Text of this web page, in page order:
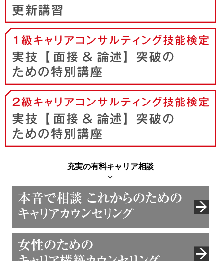
フトバンクで実践した「人が自ら動く組織戦略」』が、日
本実業出版社より出版されました。
2019.10.01
厚生労働省より、国家資格キャリアコンサルタント
更新講習が、トータルで5種類認定されました。
更に２つ認定されましたので、トータル５種類の技能講習
を実施します。全て6名限定という少人数の講座で、しっ
かりと学ぶことができます。ぜひご参加ください。
厚生労働省より、国家資格キャリアコンサルタント
更新講習を行う機関に認定されました。
3種類の技能講習を実施します。ぜひご参加ください。
2018.10.23
充実の有料キャリア相談